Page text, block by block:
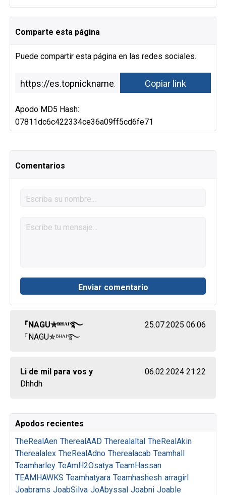
Comparte esta página
Puede compartir esta página en las redes sociales.
Apodo MD5 Hash:
07811dc6c422334ce36a09ff5cd6fe71
Comentarios
『NAGU✯ᴮᴴᴬᴵ࿐
25.07.2025 06:06
『NAGU✯ᴮᴴᴬᴵ࿐
Li de mil para vos y
06.02.2024 21:22
Dhhdh
Apodos recientes
TheRealAen TherealAAD Therealaltal TheRealAkin
Therealalex TheRealAdno Therealacab Teamhall
Teamharley TeAmH2Osatya TeamHassan
TEAMHAWKS Teamhatyara Teamhashesh arragirl
Joabrams JoabSilva JoAbyssal Joabni Joable